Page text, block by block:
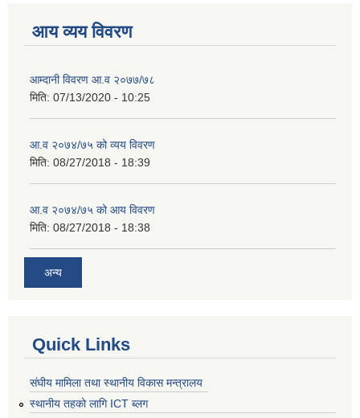
आय व्यय विवरण
आम्दानी विवरण आ.व २०७७/७८
मिति: 07/13/2020 - 10:25
आ.व २०७४/७५ को व्यय विवरण
मिति: 08/27/2018 - 18:39
आ.व २०७४/७५ को आय विवरण
मिति: 08/27/2018 - 18:38
अन्य
Quick Links
संघीय मामिला तथा स्थानीय विकास मन्त्रालय
स्थानीय तहको लागि ICT ब्लग